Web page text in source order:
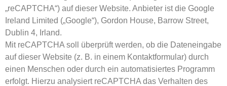
„reCAPTCHA“) auf dieser Website. Anbieter ist die Google
Ireland Limited („Google“), Gordon House, Barrow Street,
Dublin 4, Irland.
Mit reCAPTCHA soll überprüft werden, ob die Dateneingabe
auf dieser Website (z. B. in einem Kontaktformular) durch
einen Menschen oder durch ein automatisiertes Programm
erfolgt. Hierzu analysiert reCAPTCHA das Verhalten des